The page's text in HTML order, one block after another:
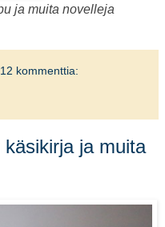
ja muita novelleja
12 kommenttia:
ja muita